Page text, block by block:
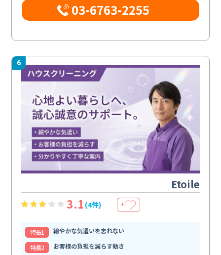
03-6763-2255
6
Etoile
3.1 (4件) ＋
特⻑1
細やかな気遣いを忘れない
特⻑2
お客様の負担を減らす動き